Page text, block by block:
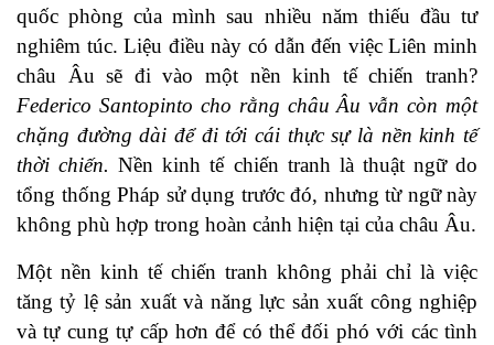
quốc phòng của mình sau nhiều năm thiếu đầu tư
nghiêm túc. Liệu điều này có dẫn đến việc Liên minh
châu Âu sẽ đi vào một nền kinh tế chiến tranh?
Federico Santopinto cho rằng châu Âu vẫn còn một
chặng đường dài để đi tới cái thực sự là nền kinh tế
thời chiến. Nền kinh tế chiến tranh là thuật ngữ do
tổng thống Pháp sử dụng trước đó, nhưng từ ngữ này
không phù hợp trong hoàn cảnh hiện tại của châu Âu.
Một nền kinh tế chiến tranh không phải chỉ là việc
tăng tỷ lệ sản xuất và năng lực sản xuất công nghiệp
và tự cung tự cấp hơn để có thể đối phó với các tình